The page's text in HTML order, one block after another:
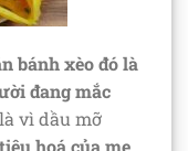
bánh xèo đó là
đang mắc
vì dầu mỡ
hoá của mẹ